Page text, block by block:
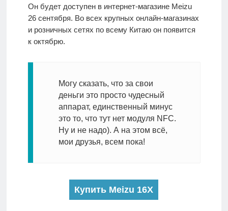
Он будет доступен в интернет-магазине Meizu
26 сентября. Во всех крупных онлайн-магазинах
и розничных сетях по всему Китаю он появится
к октябрю.
Могу сказать, что за свои
деньги это просто чудесный
аппарат, единственный минус
это то, что тут нет модуля NFC.
Ну и не надо). А на этом всё,
мои друзья, всем пока!
Купить Meizu 16X